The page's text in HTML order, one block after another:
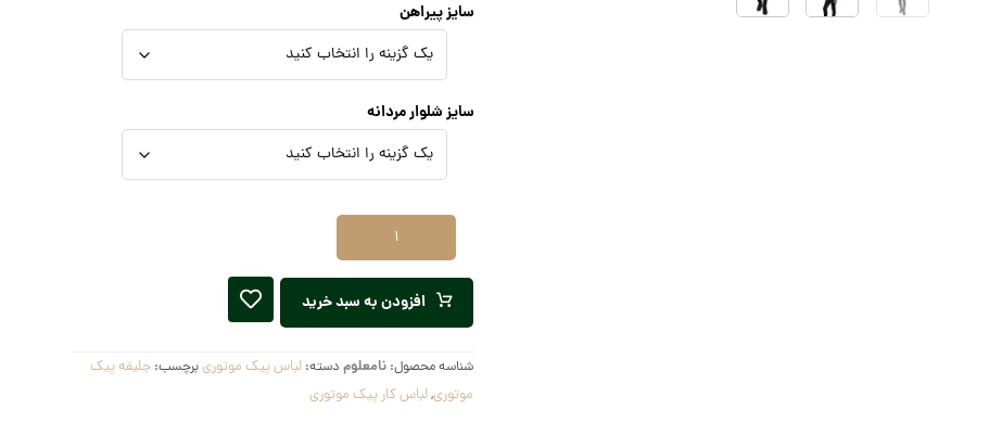
سایز پیراهن
سایز شلوار مردانه
افزودن به سبد خرید
شناسه محصول:نامعلوم دسته:لباس پیک موتوریبرچسب:جلیقه پیک
موتوری,لباس کار پیک موتوری